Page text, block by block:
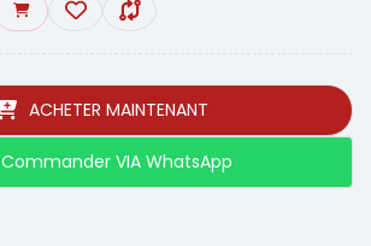
ACHETER MAINTENANT
Commander VIA WhatsApp